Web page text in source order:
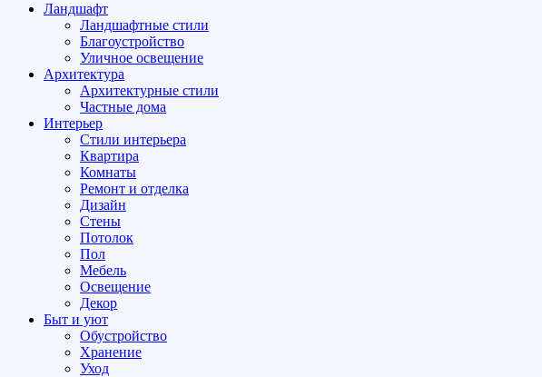
Ландшафт
Ландшафтные стили
Благоустройство
Уличное освещение
Архитектура
Архитектурные стили
Частные дома
Интерьер
Стили интерьера
Квартира
Комнаты
Ремонт и отделка
Дизайн
Стены
Потолок
Пол
Мебель
Освещение
Декор
Быт и уют
Обустройство
Хранение
Уход